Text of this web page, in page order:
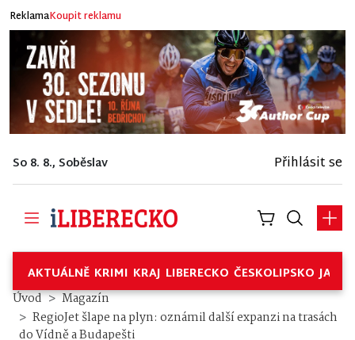
ReklamaKoupit reklamu
So 8. 8., Soběslav Přihlásit se
AKTUÁLNĚ KRIMI KRAJ LIBERECKO ČESKOLIPSKO
Úvod
Magazín
RegioJet šlape na plyn: oznámil další expanzi na trasách